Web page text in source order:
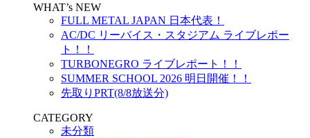
WHAT’s NEW
FULL METAL JAPAN 日本代表！
AC/DC リーバイス・スタジアム ライブレポー
ト！！
TURBONEGRO ライブレポート！！
SUMMER SCHOOL 2026 明日開催！！
先取りPRT(8/8放送分)
CATEGORY
未分類